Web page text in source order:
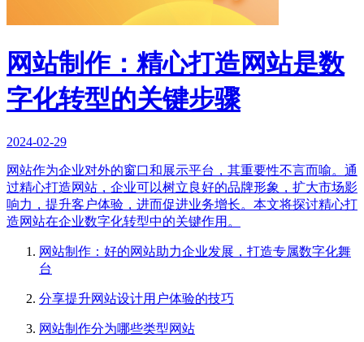
网站制作：精心打造网站是数
字化转型的关键步骤
2024-02-29
网站作为企业对外的窗口和展示平台，其重要性不言而喻。通
过精心打造网站，企业可以树立良好的品牌形象，扩大市场影
响力，提升客户体验，进而促进业务增长。本文将探讨精心打
造网站在企业数字化转型中的关键作用。
网站制作：好的网站助力企业发展，打造专属数字化舞
台
分享提升网站设计用户体验的技巧
网站制作分为哪些类型网站